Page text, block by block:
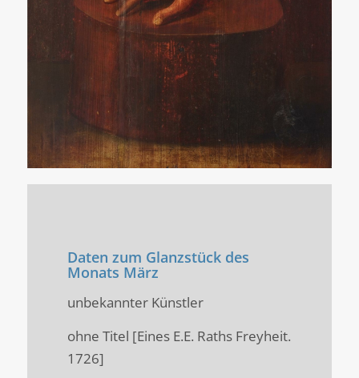
Daten zum Glanzstück des
Monats März
unbekannter Künstler
ohne Titel [Eines E.E. Raths Freyheit.
1726]